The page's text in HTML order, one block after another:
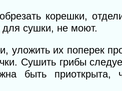
корешки,
для сушки, не моют.
уложить их поперек
Сушить грибы
быть приоткрыта,